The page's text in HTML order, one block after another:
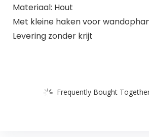
Materiaal: Hout
Met kleine haken voor
Levering zonder krijt
Frequently Bought